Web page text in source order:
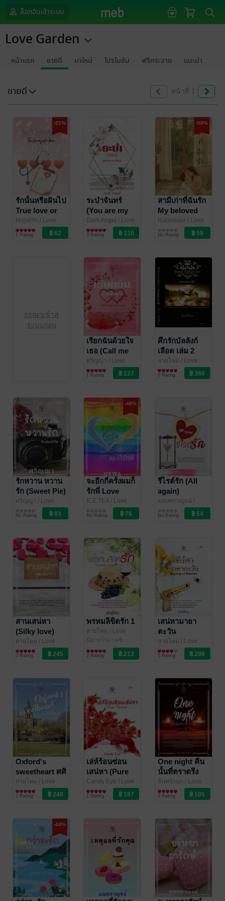
ล็อกอินเข้าระบบ
Love Garden
หน้าแรก ขายดี มาใหม่ โปรโมชัน ฟรีกระจาย แนะนำ
ขายดี หน้าที่ 1
-51%
รักนั้นหรือฝันไป
True love or
just a dream
MalaPin / Love
Garden
นิยาย Girl
Love/Yuri
1 Rating
ระบำจันทร์
(You are my
reason)
Dark Angel / Love
Garden
นิยายโรมานซ์
3 Rating
-50%
สามีเก่าที่ฉันรัก
My beloved
ex-husband
Rabbitstar/ Love
นิยายโรมานซ์
No Rating
กรุณาเข้าสู่
ระบบก่อน
เรียกฉันด้วยใจ
เธอ (Call me
by your heart)
ศริญญา / Love
Garden
นิยายโรมานซ์
1 Rating
ศึกรักบัลลังก์
เลือด เล่ม 2
(Three
kingdoms
สายไหม / Love
Garden
นิยายโรมานซ์
2 Rating
รักหวาน หวาน
รัก (Sweet Pie)
ศริญญา / Love
นิยายโรมานซ์
No Rating
-48%
จะอีกกี่ครั้งผมก็
รักพี่ Love
never die
ICE TEA/ Love
นิยายวาย Boy
Love / Yaoi
No Rating
รีไรต์รัก (All
again)
มณฑกาญจน์ /
Love Garden
No Rating
สานเสน่หา
(Silky love)
สายไหม / Love
Garden
นิยายโรมานซ์
2 Rating
พรหมลิขิตรัก 1
สายไหม / Love
Garden
นิยายโรมานซ์
2 Rating
เสน่หามายา
ตะวัน
สายไหม / Love
Garden
นิยายโรมานซ์
5 Rating
Oxford's
sweetheart ศศิ
ดารา
สายไหม / Love
Garden
นิยายโรมานซ์
1 Rating
เล่ห์ร้อนซ่อน
เสน่หา (Pure
Passion)
Candy Eye / Love
Garden
นิยายโรมานซ์
1 Rating
One night คืน
นั้นที่ตราตรึง
จันทร์กนก / Love
Garden
นิยายโรมานซ์
3 Rating
-44%